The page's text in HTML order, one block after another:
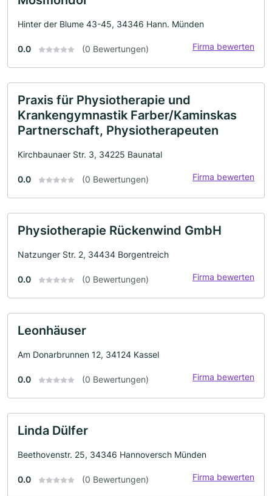
Hinter der Blume 43-45, 34346 Hann. Münden
0.0 (0 Bewertungen) Firma bewerten
Praxis für Physiotherapie und
Krankengymnastik Farber/Kaminskas
Partnerschaft, Physiotherapeuten
Kirchbaunaer Str. 3, 34225 Baunatal
0.0 (0 Bewertungen) Firma bewerten
Physiotherapie Rückenwind GmbH
Natzunger Str. 2, 34434 Borgentreich
0.0 (0 Bewertungen) Firma bewerten
Leonhäuser
Am Donarbrunnen 12, 34124 Kassel
0.0 (0 Bewertungen) Firma bewerten
Linda Dülfer
Beethovenstr. 25, 34346 Hannoversch Münden
0.0 (0 Bewertungen) Firma bewerten